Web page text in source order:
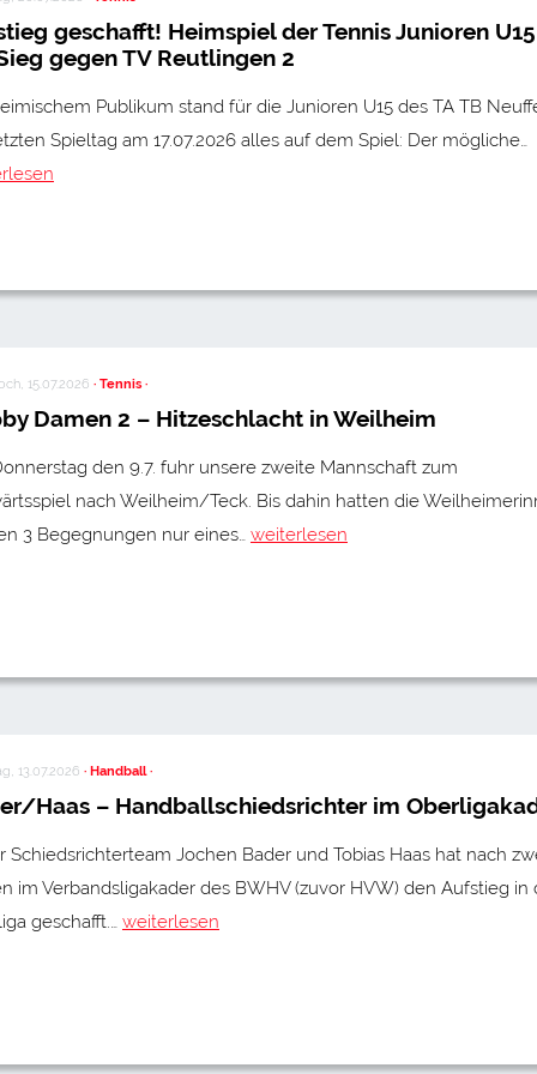
geschafft! Heimspiel der Tennis Junioren
gegen TV Reutlingen 2
Publikum stand für die Junioren U15 des TA TB
Spieltag am 17.07.2026 alles auf dem Spiel: Der mögliche…
15.07.2026 · Tennis ·
Damen 2 – Hitzeschlacht in Weilheim
den 9.7. fuhr unsere zweite Mannschaft zum
nach Weilheim/Teck. Bis dahin hatten die
3 Begegnungen nur eines… weiterlesen
13.07.2026 · Handball ·
Haas – Handballschiedsrichter im
Schiedsrichterteam Jochen Bader und Tobias Haas hat nach
im Verbandsligakader des BWHV (zuvor HVW) den Aufstieg in
geschafft.… weiterlesen